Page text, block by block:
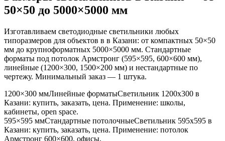
50×50 до 5000×5000 мм
Изготавливаем светодиодные светильники любых
типоразмеров для объектов в в Казани: от компактных 50×50
мм до крупноформатных 5000×5000 мм. Стандартные
форматы под потолок Армстронг (595×595, 600×600 мм),
линейные (1200×300, 1500×200 мм) и нестандартные по
чертежу. Минимальный заказ — 1 штука.
1200×300 ммЛинейные форматыСветильник 1200x300 в
Казани: купить, заказать, цена. Применение: школы,
кабинеты, open space.
595×595 ммСтандартные потолочныеСветильник 595x595 в
Казани: купить, заказать, цена. Применение: потолок
Армстронг 600×600, офисы.